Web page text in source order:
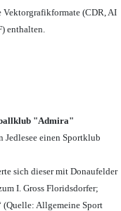
Vektorgrafikformate (CDR, AI
enthalten.
"Admira"
Jedlesee einen Sportklub
sich dieser mit Donaufelder
I. Gross Floridsdorfer;
(Quelle: Allgemeine Sport